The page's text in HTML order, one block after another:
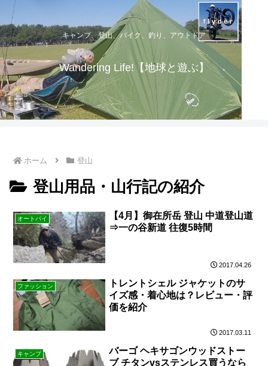
キャンプ、登山、バイク、釣り、アウトドア
Wandering Life!【地球と遊ぶ】
ホーム 登山
登山用品・山行記の紹介
オートバイ
【4月】御在所岳 登山 中道登山道
⇒一の谷新道 往復5時間
2017.04.26
ファッション
トレントシェル ジャケットのサ
イズ感・着心地は？レビュー・評
価を紹介
2017.03.11
キャンプ
バーゴ ヘキサゴンウッドストー
ブ チタンvsステンレス買うなら